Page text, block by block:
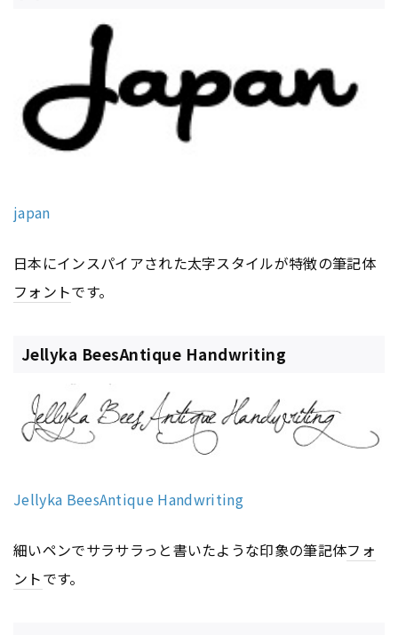
japan
日本にインスパイアされた太字スタイルが特徴の筆記体
フォントです。
Jellyka BeesAntique Handwriting
Jellyka BeesAntique Handwriting
細いペンでサラサラっと書いたような印象の筆記体フォ
ントです。